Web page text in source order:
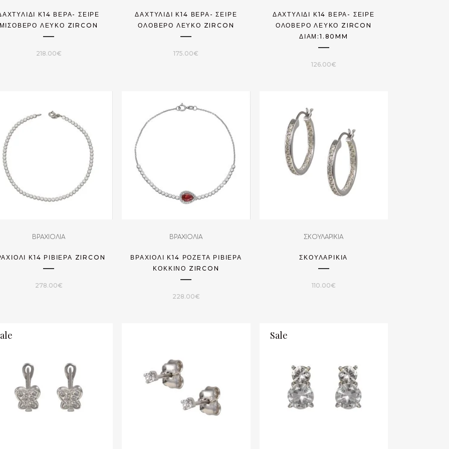
Κ14 ΒΈΡΑ- ΣΕΙΡΈ
ΛΕΥΚΌ ZIRCON
218.00€
ΔΑΧΤΥΛΊΔΙ Κ14 ΒΈΡΑ- ΣΕΙΡΈ
ΟΛΌΒΕΡΟ ΛΕΥΚΌ ZIRCON
175.00€
ΔΑΧΤΥΛΊΔΙ Κ14 ΒΈΡΑ- ΣΕΙΡΈ
ΟΛΌΒΕΡΟ ΛΕΥΚΌ ZIRCON
ΔΙΑΜ:1.80MM
126.00€
ΒΡΑΧΙΟΛΙΑ
Κ14 ΡΙΒΙΈΡΑ ZIRCON
278.00€
ΒΡΑΧΙΟΛΙΑ
ΒΡΑΧΙΌΛΙ Κ14 ΡΟΖΈΤΑ ΡΙΒΙΈΡΑ
ΚΌΚΚΙΝΟ ZIRCON
228.00€
ΣΚΟΥΛΑΡΙΚΙΑ
ΣΚΟΥΛΑΡΙΚΙΑ
110.00€
Sale